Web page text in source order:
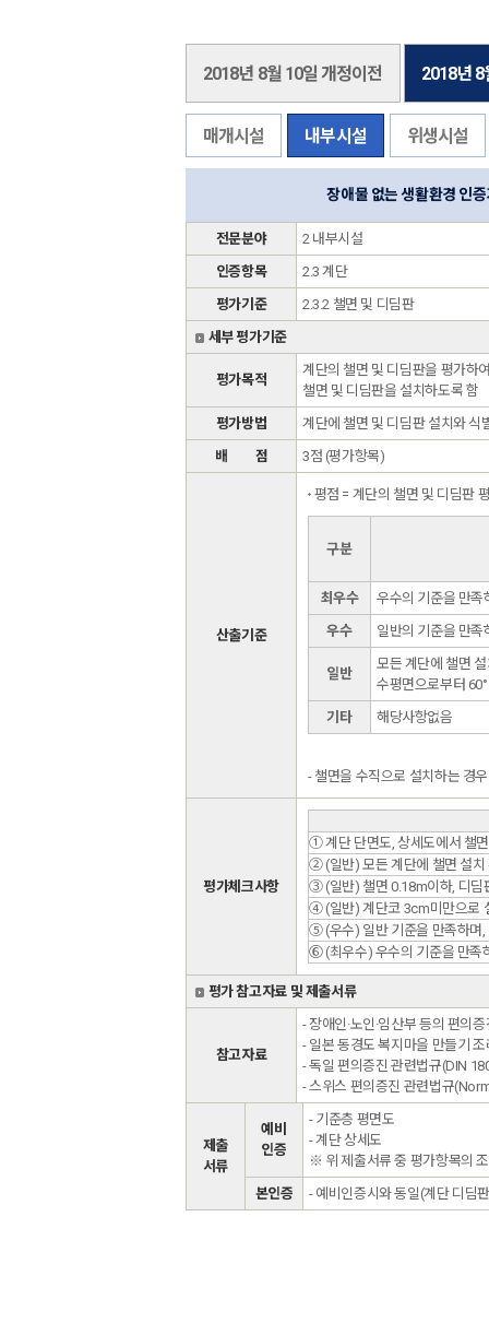
2018년 8월 10일 개정이전 2018년 8
매개시설 내부시설 위생시설
장애물 없는 생활환경 인
전문분야
2 내부시설
인증항목
2.3 계단
평가기준
2.3.2 챌면 및 디딤판
세부 평가기준
평가목적
계단의 챌면 및 디딤판을 평가하
챌면 및 디딤판을 설치하도록 함
평가방법
계단에 챌면 및 디딤판 설치와 식
배 점
3점 (평가항목)
산출기준
평점 = 계단의 챌면 및 디딤판
구분
최우수
우수의 기준을 만족
우수
일반의 기준을 만
일반
모든 계단에 챌면
수평면으로부터
기타
해당사항없음
- 챌면을 수직으로 설치하는 경
평가체크사항
① 계단 단면도, 상세도에서 챌
② (일반) 모든 계단에 챌면 설치
③ (일반) 챌면 0.18m이하, 디딤
④ (일반) 계단코 3cm미만으로
⑤ (우수) 일반 기준을 만족하며,
⑥ (최우수) 우수의 기준을 만족
평가 참고자료 및 제출서류
참고자료
- 장애인·노인·임산부 등의 편의
- 일본 동경도 복지마을 만들기 조
- 독일 편의증진 관련법규(DIN
- 스위스 편의증진 관련법규
제출
서류
예비
인증
- 기준층 평면도
- 계단 상세도
※ 위 제출서류 중 평가항목의
본인증
- 예비인증시와 동일(계단 디딤